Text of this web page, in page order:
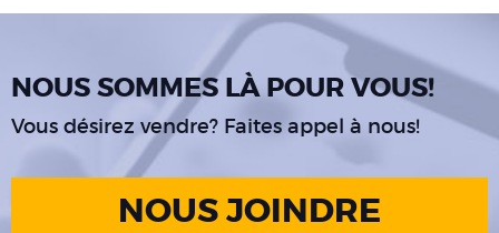
NOUS SOMMES LÀ POUR VOUS!
Vous désirez vendre? Faites appel à nous!
NOUS JOINDRE